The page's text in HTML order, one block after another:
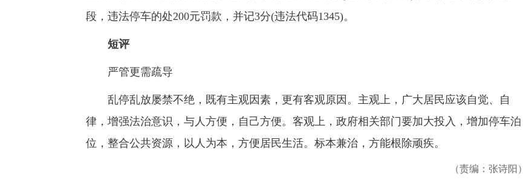
段，违法停车的处200元罚款，并记3分(违法代码1345)。
短评
严管更需疏导
乱停乱放屡禁不绝，既有主观因素，更有客观原因。主观上，广大居民应该自觉、自
律，增强法治意识，与人方便，自己方便。客观上，政府相关部门要加大投入，增加停车泊
位，整合公共资源，以人为本，方便居民生活。标本兼治，方能根除顽疾。
（责编：张诗阳）